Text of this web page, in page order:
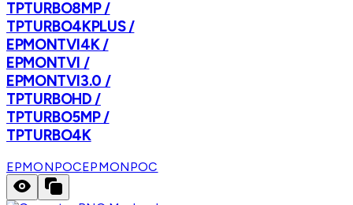
TPTURBO8MP /
TPTURBO4KPLUS /
EPMONTVI4K /
EPMONTVI /
EPMONTVI3.0 /
TPTURBOHD /
TPTURBO5MP /
TPTURBO4K
EPMONPOCEPMONPOC